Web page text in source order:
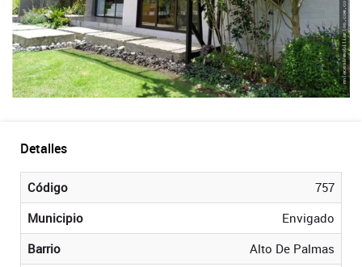
Detalles
Código
757
Municipio
Envigado
Barrio
Alto De Palmas